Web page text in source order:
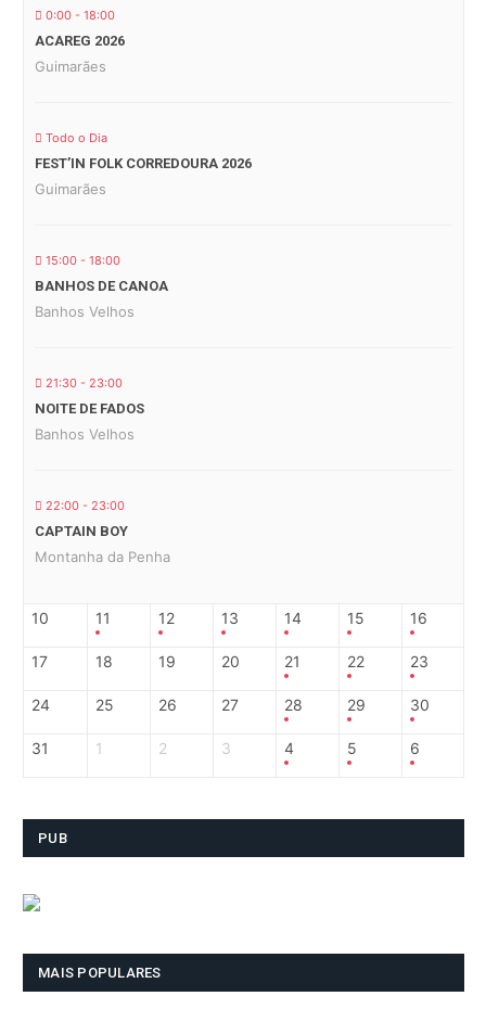
0:00 - 18:00
ACAREG 2026
Guimarães
Todo o Dia
FEST’IN FOLK CORREDOURA 2026
Guimarães
15:00 - 18:00
BANHOS DE CANOA
Banhos Velhos
21:30 - 23:00
NOITE DE FADOS
Banhos Velhos
22:00 - 23:00
CAPTAIN BOY
Montanha da Penha
10 11 12 13 14 15 16
17 18 19 20 21 22 23
24 25 26 27 28 29 30
31 1 2 3 4 5 6
PUB
MAIS POPULARES